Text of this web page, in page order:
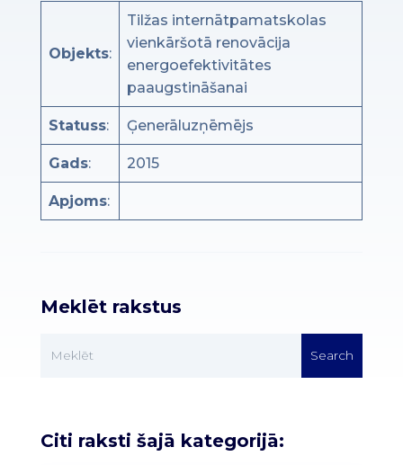
Objekts:
Tilžas internātpamatskolas
vienkāršotā renovācija
energoefektivitātes
paaugstināšanai
Statuss: Ģenerāluzņēmējs
Gads: 2015
Apjoms:
Meklēt rakstus
Citi raksti šajā kategorijā: